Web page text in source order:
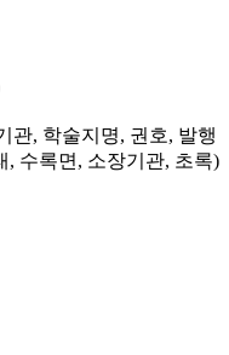
관, 학술지명, 권호, 발행
, 수록면, 소장기관, 초록)